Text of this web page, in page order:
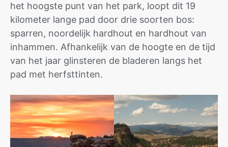
het hoogste punt van het park, loopt dit 19
kilometer lange pad door drie soorten bos:
sparren, noordelijk hardhout en hardhout van
inhammen. Afhankelijk van de hoogte en de tijd
van het jaar glinsteren de bladeren langs het
pad met herfsttinten.